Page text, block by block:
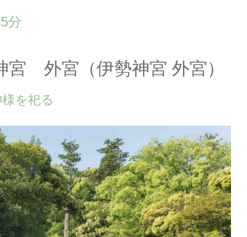
分
宮 外宮（伊勢神宮 外宮）
を祀る